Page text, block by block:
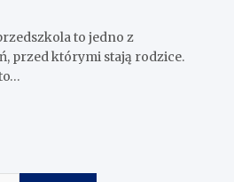
to jedno z
przed którymi stają rodzice.